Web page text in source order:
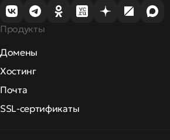
Продукты
Домены
Хостинг
Почта
SSL-сертификаты